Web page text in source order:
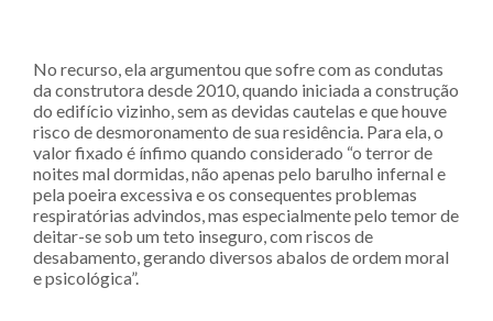
No recurso, ela argumentou que sofre com as condutas
da construtora desde 2010, quando iniciada a construção
do edifício vizinho, sem as devidas cautelas e que houve
risco de desmoronamento de sua residência. Para ela, o
valor fixado é ínfimo quando considerado “o terror de
noites mal dormidas, não apenas pelo barulho infernal e
pela poeira excessiva e os consequentes problemas
respiratórias advindos, mas especialmente pelo temor de
deitar-se sob um teto inseguro, com riscos de
desabamento, gerando diversos abalos de ordem moral
e psicológica”.